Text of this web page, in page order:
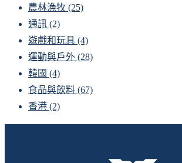
農林漁牧 (25)
通訊 (2)
遊戲和玩具 (4)
運動與戶外 (28)
韓國 (4)
食品與飲料 (67)
香港 (2)